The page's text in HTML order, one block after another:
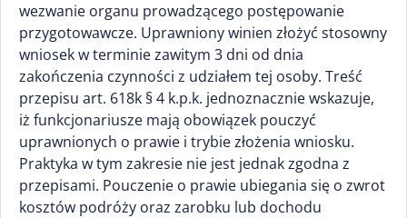
wezwanie organu prowadzącego postępowanie
przygotowawcze. Uprawniony winien złożyć stosowny
wniosek w terminie zawitym 3 dni od dnia
zakończenia czynności z udziałem tej osoby. Treść
przepisu art. 618k § 4 k.p.k. jednoznacznie wskazuje,
iż funkcjonariusze mają obowiązek pouczyć
uprawnionych o prawie i trybie złożenia wniosku.
Praktyka w tym zakresie nie jest jednak zgodna z
przepisami. Pouczenie o prawie ubiegania się o zwrot
kosztów podróży oraz zarobku lub dochodu